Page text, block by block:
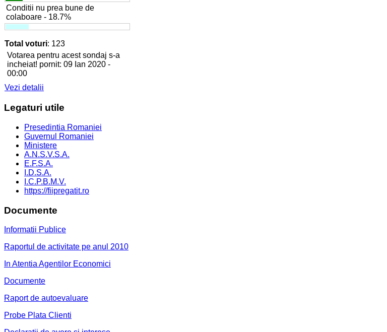
Conditii nu prea bune de
colaboare - 18.7%
Total voturi: 123
Votarea pentru acest sondaj s-a
incheiat! pornit: 09 Ian 2020 -
00:00
Vezi detalii
Legaturi utile
Presedintia Romaniei
Guvernul Romaniei
Ministere
A.N.S.V.S.A.
E.F.S.A.
I.D.S.A.
I.C.P.B.M.V.
https://fiipregatit.ro
Documente
Informatii Publice
Raportul de activitate pe anul 2010
In Atentia Agentilor Economici
Documente
Raport de autoevaluare
Probe Plata Clienti